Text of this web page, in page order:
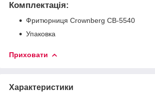
Комплектація:
Фритюрниця Crownberg CB-5540
Упаковка
Приховати
Характеристики